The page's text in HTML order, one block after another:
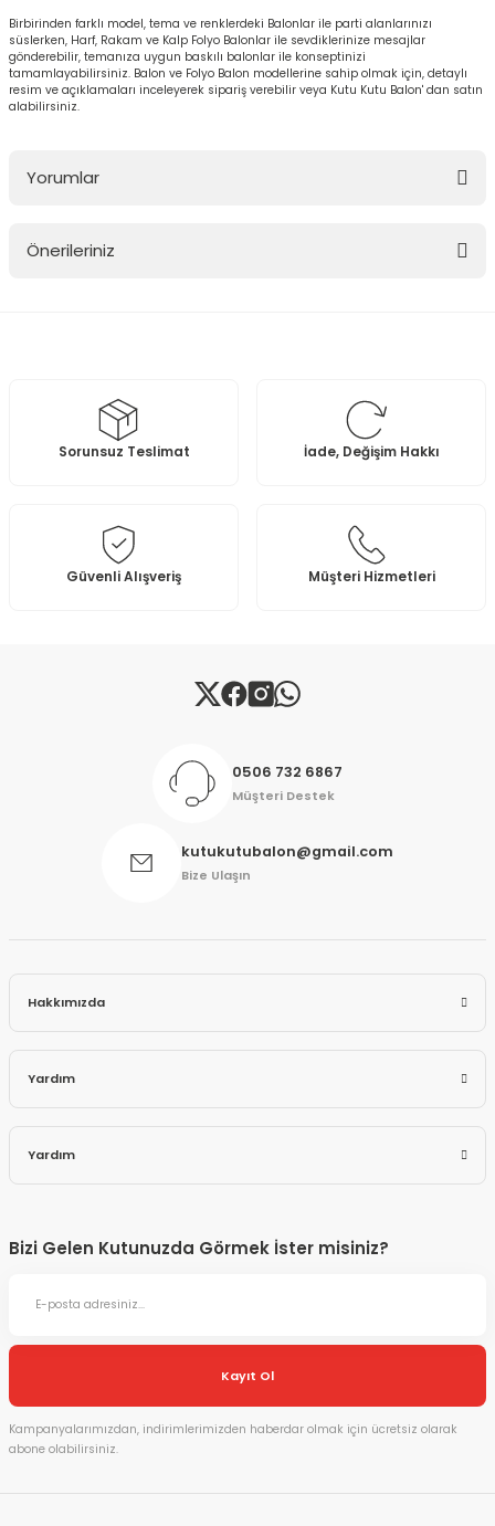
Birbirinden farklı model, tema ve renklerdeki Balonlar ile parti alanlarınızı
süslerken, Harf, Rakam ve Kalp Folyo Balonlar ile sevdiklerinize mesajlar
gönderebilir, temanıza uygun baskılı balonlar ile konseptinizi
tamamlayabilirsiniz. Balon ve Folyo Balon modellerine sahip olmak için, detaylı
resim ve açıklamaları inceleyerek sipariş verebilir veya Kutu Kutu Balon' dan satın
alabilirsiniz.
Yorumlar
Önerileriniz
Ürün resmi kalitesiz, bozuk veya görüntülenemiyor.
Ürün açıklamasında eksik bilgiler bulunuyor.
Bu ürüne benzer farklı alternatifler olmalı.
Gönder
Sorunsuz Teslimat İade, Değişim Hakkı
Güvenli Alışveriş Müşteri Hizmetleri
0506 732 6867
Müşteri Destek
kutukutubalon@gmail.com
Bize Ulaşın
Hakkımızda
Yardım
Yardım
Bizi Gelen Kutunuzda Görmek İster misiniz?
Kayıt Ol
Kampanyalarımızdan, indirimlerimizden haberdar olmak için ücretsiz olarak
abone olabilirsiniz.